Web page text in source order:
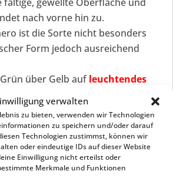
verwalten
zu bieten, verwenden wir Technologien
zu speichern und/oder darauf
Technologien zustimmst, können wir
oder eindeutige IDs auf dieser Website
Einwilligung nicht erteilst oder
Merkmale und Funktionen
nach vorne hin zu.
ist die Sorte nicht besonders
Form jedoch ausreichend
über Gelb aufleuchtendes
noch lange nach der Ernte vom
kann.
sowie viele wertvolle
Pflege deiner Chili-Pflanze
.